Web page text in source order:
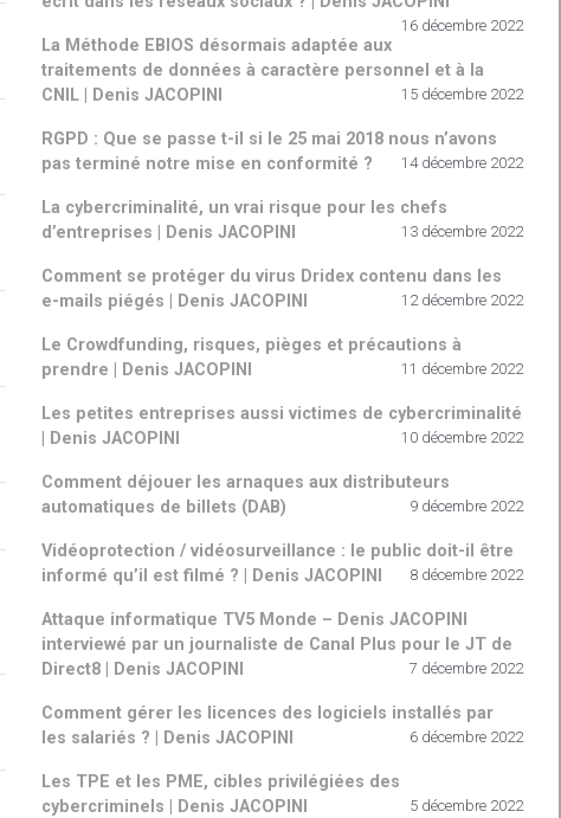
16 décembre 2022
La Méthode EBIOS désormais adaptée aux
traitements de données à caractère personnel et à la
CNIL | Denis JACOPINI
15 décembre 2022
RGPD : Que se passe t-il si le 25 mai 2018 nous n’avons
pas terminé notre mise en conformité ?
14 décembre 2022
La cybercriminalité, un vrai risque pour les chefs
d’entreprises | Denis JACOPINI
13 décembre 2022
Comment se protéger du virus Dridex contenu dans les
e-mails piégés | Denis JACOPINI
12 décembre 2022
Le Crowdfunding, risques, pièges et précautions à
prendre | Denis JACOPINI
11 décembre 2022
Les petites entreprises aussi victimes de cybercriminalité
| Denis JACOPINI
10 décembre 2022
Comment déjouer les arnaques aux distributeurs
automatiques de billets (DAB)
9 décembre 2022
Vidéoprotection / vidéosurveillance : le public doit-il être
informé qu’il est filmé ? | Denis JACOPINI
8 décembre 2022
Attaque informatique TV5 Monde – Denis JACOPINI
interviewé par un journaliste de Canal Plus pour le JT de
Direct8 | Denis JACOPINI
7 décembre 2022
Comment gérer les licences des logiciels installés par
les salariés ? | Denis JACOPINI
6 décembre 2022
Les TPE et les PME, cibles privilégiées des
cybercriminels | Denis JACOPINI
5 décembre 2022